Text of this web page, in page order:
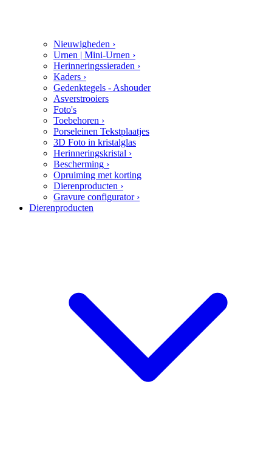
Nieuwigheden ›
Urnen | Mini-Urnen ›
Herinneringssieraden ›
Kaders ›
Gedenktegels - Ashouder
Asverstrooiers
Foto's
Toebehoren ›
Porseleinen Tekstplaatjes
3D Foto in kristalglas
Herinneringskristal ›
Bescherming ›
Opruiming met korting
Dierenproducten ›
Gravure configurator ›
Dierenproducten